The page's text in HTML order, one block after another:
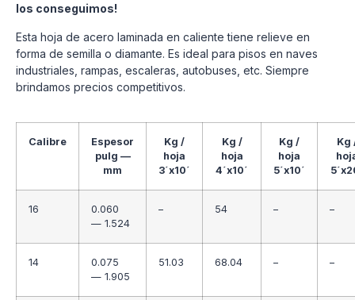
los conseguimos!
Esta hoja de acero laminada en caliente tiene relieve en
forma de semilla o diamante. Es ideal para pisos en naves
industriales, rampas, escaleras, autobuses, etc. Siempre
brindamos precios competitivos.
Calibre
Espesor
pulg —
mm
Kg /
hoja
3´x10´
Kg /
hoja
4´x10´
Kg /
hoja
5´x10´
Kg
16
0.060
— 1.524
– 54 – –
14
0.075
— 1.905
51.03 68.04 – –